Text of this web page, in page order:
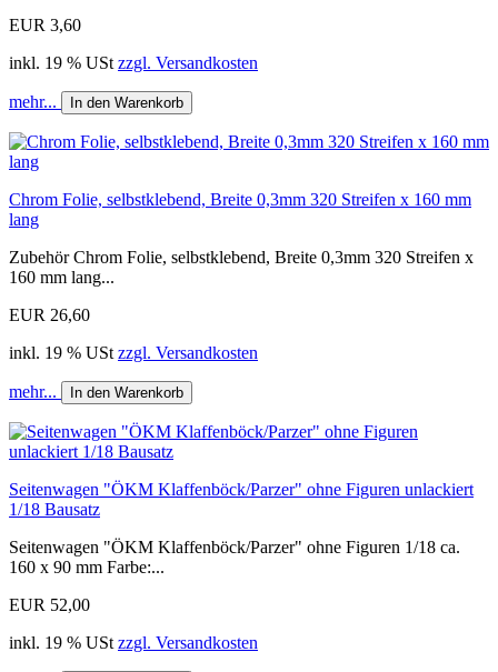
EUR 3,60
inkl. 19 % USt zzgl. Versandkosten
mehr... In den Warenkorb
Chrom Folie, selbstklebend, Breite 0,3mm 320 Streifen x 160 mm
lang
Zubehör Chrom Folie, selbstklebend, Breite 0,3mm 320 Streifen x
160 mm lang...
EUR 26,60
inkl. 19 % USt zzgl. Versandkosten
mehr... In den Warenkorb
Seitenwagen "ÖKM Klaffenböck/Parzer" ohne Figuren unlackiert
1/18 Bausatz
Seitenwagen "ÖKM Klaffenböck/Parzer" ohne Figuren 1/18 ca.
160 x 90 mm Farbe:...
EUR 52,00
inkl. 19 % USt zzgl. Versandkosten